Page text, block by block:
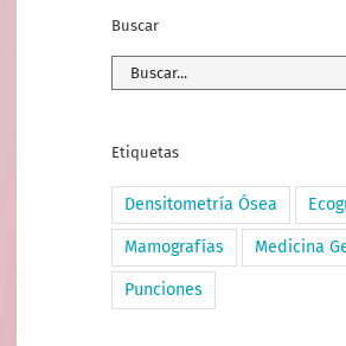
Buscar
Buscar:
Etiquetas
Densitometría Ósea
Mamografías Medicina
Punciones